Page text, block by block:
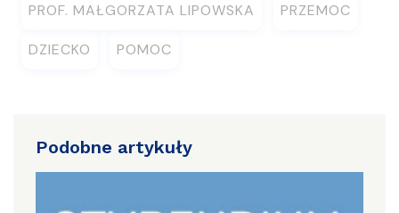
PROF. MAŁGORZATA LIPOWSKA PRZEMOC
DZIECKO POMOC
Podobne artykuły